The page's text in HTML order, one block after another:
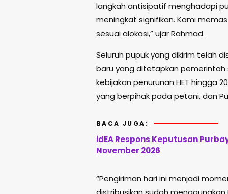
langkah antisipatif menghadapi
meningkat signifikan. Kami
sesuai alokasi,” ujar Rahmad.
Seluruh pupuk yang dikirim telah
baru yang ditetapkan pemerintah
kebijakan penurunan HET hingga
yang berpihak pada petani, dan
BACA JUGA:
idEA Respons Keputusan
November 2026
“Pengiriman hari ini menjadi